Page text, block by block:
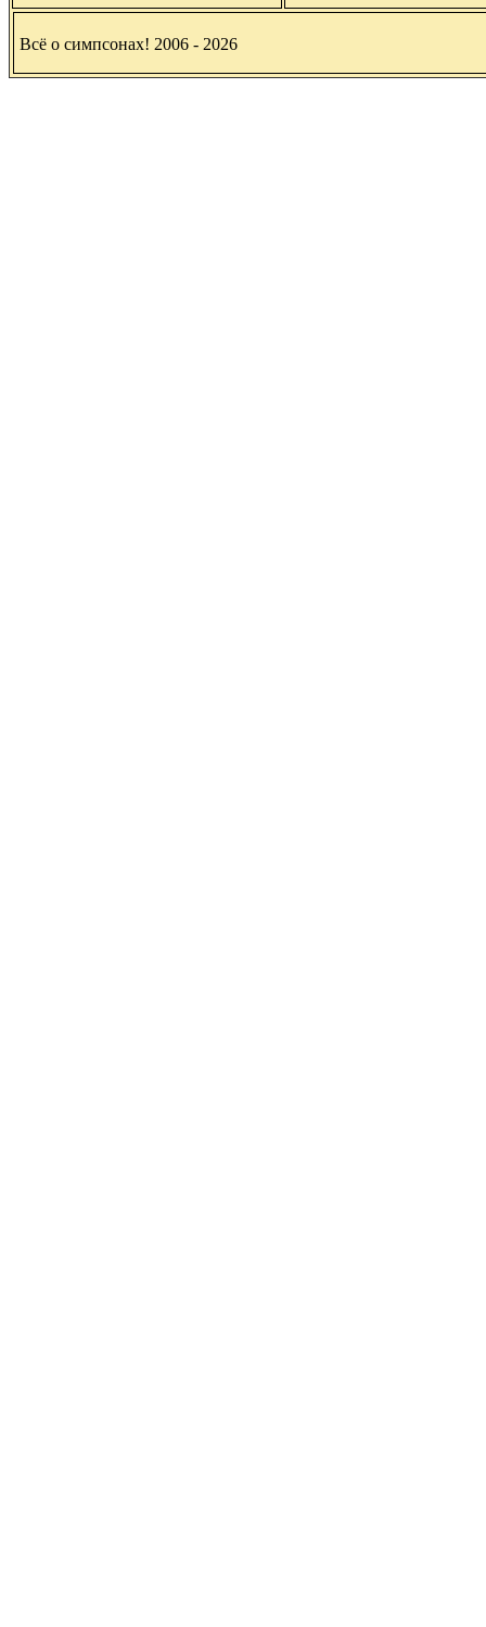
Всё о симпсонах! 2006 - 2026